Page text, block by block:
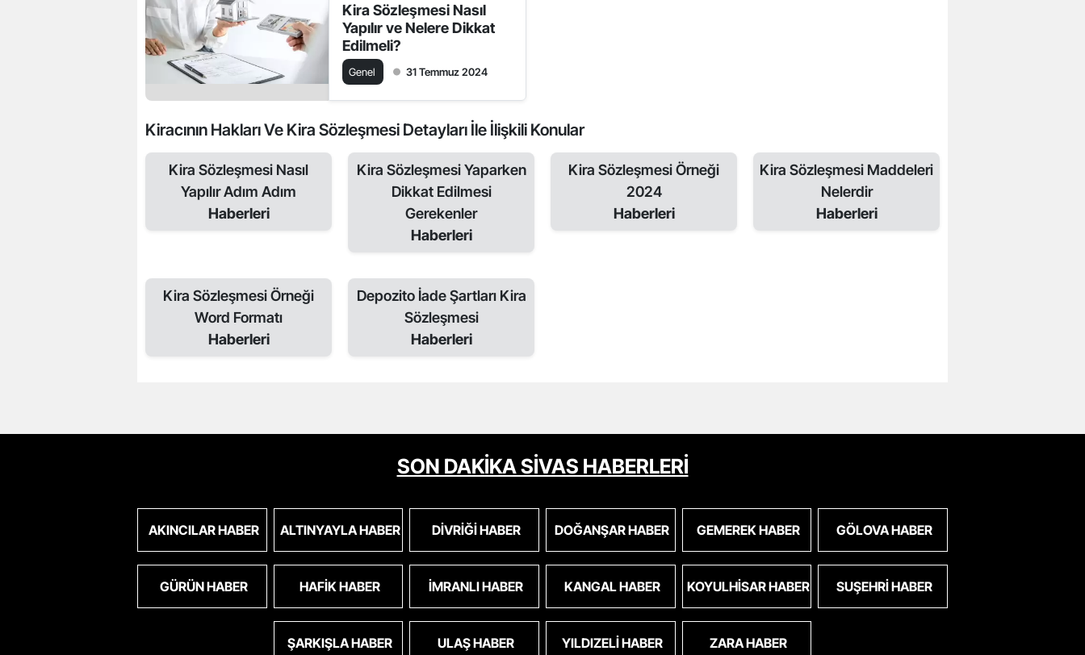
Kira Sözleşmesi Nasıl
Yapılır ve Nelere Dikkat
Edilmeli?
Genel 31 Temmuz 2024
Kiracının Hakları Ve Kira Sözleşmesi Detayları İle İlişkili Konular
Kira Sözleşmesi Nasıl
Yapılır Adım Adım
Haberleri
Kira Sözleşmesi Yaparken
Dikkat Edilmesi
Gerekenler
Haberleri
Kira Sözleşmesi Örneği
2024
Haberleri
Kira Sözleşmesi Maddeleri
Nelerdir
Haberleri
Kira Sözleşmesi Örneği
Word Formatı
Haberleri
Depozito İade Şartları Kira
Sözleşmesi
Haberleri
SON DAKİKA SİVAS HABERLERİ
AKINCILAR HABER ALTINYAYLA HABER DIVRIĞI HABER DOĞANŞAR HABER GEMEREK HABER GÖLOVA HABER
GÜRÜN HABER HAFIK HABER İMRANLI HABER KANGAL HABER KOYULHISAR HABER SUŞEHRI HABER
ŞARKIŞLA HABER ULAŞ HABER YILDIZELI HABER ZARA HABER